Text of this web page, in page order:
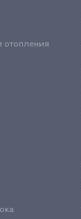
отопления